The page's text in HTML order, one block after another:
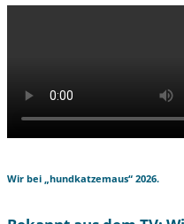
Wir bei „hundkatzemaus“ 2026.